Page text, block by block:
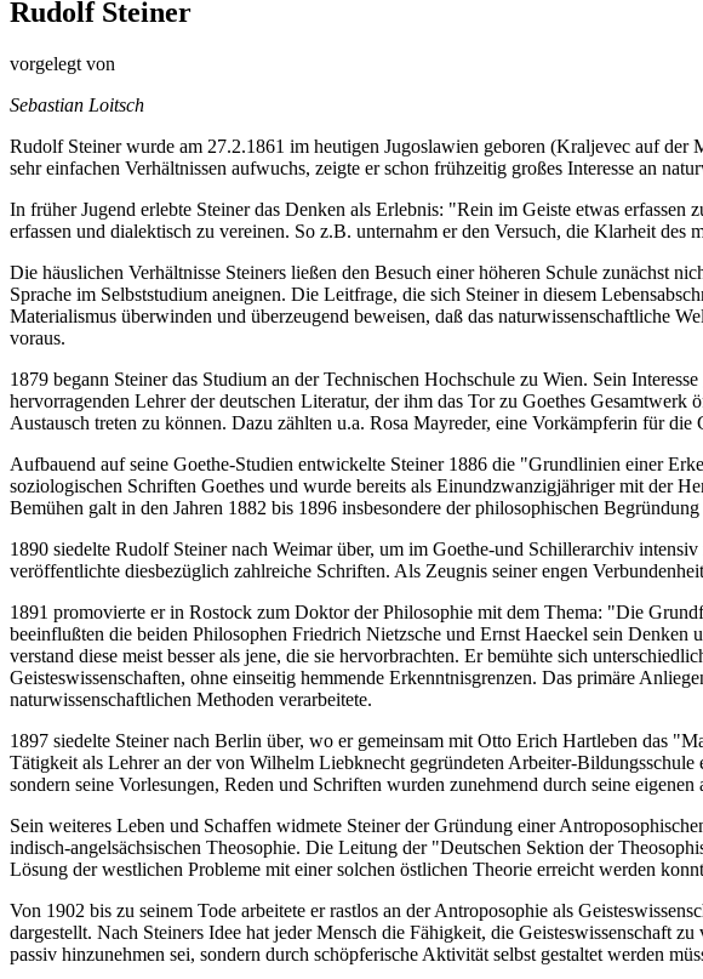
Rudolf Steiner
vorgelegt von
Sebastian Loitsch
Rudolf Steiner wurde am 27.2.1861 im heutigen Jugoslawien geboren (Kraljevec auf
sehr einfachen Verhältnissen aufwuchs, zeigte er schon frühzeitig großes Interesse an
In früher Jugend erlebte Steiner das Denken als Erlebnis: "Rein im Geiste etwas
erfassen und dialektisch zu vereinen. So z.B. unternahm er den Versuch, die Klarheit
Die häuslichen Verhältnisse Steiners ließen den Besuch einer höheren Schule zunächst
Sprache im Selbststudium aneignen. Die Leitfrage, die sich Steiner in diesem
Materialismus überwinden und überzeugend beweisen, daß das naturwissenschaftliche
voraus.
1879 begann Steiner das Studium an der Technischen Hochschule zu Wien. Sein
hervorragenden Lehrer der deutschen Literatur, der ihm das Tor zu Goethes
Austausch treten zu können. Dazu zählten u.a. Rosa Mayreder, eine Vorkämpferin für
Aufbauend auf seine Goethe-Studien entwickelte Steiner 1886 die "Grundlinien einer
soziologischen Schriften Goethes und wurde bereits als Einundzwanzigjähriger mit der
Bemühen galt in den Jahren 1882 bis 1896 insbesondere der philosophischen
1890 siedelte Rudolf Steiner nach Weimar über, um im Goethe-und Schillerarchiv
veröffentlichte diesbezüglich zahlreiche Schriften. Als Zeugnis seiner engen
1891 promovierte er in Rostock zum Doktor der Philosophie mit dem Thema: "Die
beeinflußten die beiden Philosophen Friedrich Nietzsche und Ernst Haeckel sein
verstand diese meist besser als jene, die sie hervorbrachten. Er bemühte sich
Geisteswissenschaften, ohne einseitig hemmende Erkenntnisgrenzen. Das primäre
naturwissenschaftlichen Methoden verarbeitete.
1897 siedelte Steiner nach Berlin über, wo er gemeinsam mit Otto Erich Hartleben das
Tätigkeit als Lehrer an der von Wilhelm Liebknecht gegründeten Arbeiter-
sondern seine Vorlesungen, Reden und Schriften wurden zunehmend durch seine eigenen
Sein weiteres Leben und Schaffen widmete Steiner der Gründung einer
indisch-angelsächsischen Theosophie. Die Leitung der "Deutschen Sektion der
Lösung der westlichen Probleme mit einer solchen östlichen Theorie erreicht werden
Von 1902 bis zu seinem Tode arbeitete er rastlos an der Antroposophie als
dargestellt. Nach Steiners Idee hat jeder Mensch die Fähigkeit, die Geisteswissenschaft
passiv hinzunehmen sei, sondern durch schöpferische Aktivität selbst gestaltet werden